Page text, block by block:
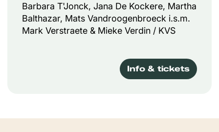
Barbara T'Jonck, Jana De Kockere, Martha
Balthazar, Mats Vandroogenbroeck i.s.m.
Mark Verstraete & Mieke Verdin / KVS
Info & tickets